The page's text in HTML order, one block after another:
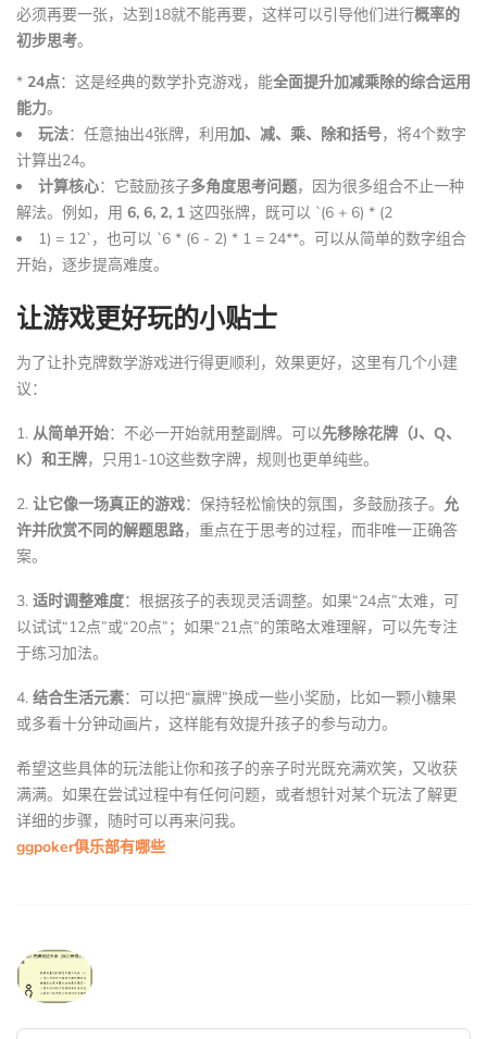
必须再要一张，达到18就不能再要，这样可以引导他们进行概率的
初步思考。
* 24点：这是经典的数学扑克游戏，能全面提升加减乘除的综合运用
能力。
玩法：任意抽出4张牌，利用加、减、乘、除和括号，将4个数字
计算出24。
计算核心：它鼓励孩子多角度思考问题，因为很多组合不止一种
解法。例如，用 6, 6, 2, 1 这四张牌，既可以 `(6 + 6) * (2
1) = 12`，也可以 `6 * (6 - 2) * 1 = 24**。可以从简单的数字组合
开始，逐步提高难度。
让游戏更好玩的小贴士
为了让扑克牌数学游戏进行得更顺利，效果更好，这里有几个小建
议：
1. 从简单开始：不必一开始就用整副牌。可以先移除花牌（J、Q、
K）和王牌，只用1-10这些数字牌，规则也更单纯些。
2. 让它像一场真正的游戏：保持轻松愉快的氛围，多鼓励孩子。 允
许并欣赏不同的解题思路，重点在于思考的过程，而非唯一正确答
案。
3. 适时调整难度：根据孩子的表现灵活调整。如果“24点”太难，可
以试试“12点”或“20点”；如果“21点”的策略太难理解，可以先专注
于练习加法。
4. 结合生活元素：可以把“赢牌”换成一些小奖励，比如一颗小糖果
或多看十分钟动画片，这样能有效提升孩子的参与动力。
希望这些具体的玩法能让你和孩子的亲子时光既充满欢笑，又收获
满满。如果在尝试过程中有任何问题，或者想针对某个玩法了解更
详细的步骤，随时可以再来问我。
ggpoker俱乐部有哪些